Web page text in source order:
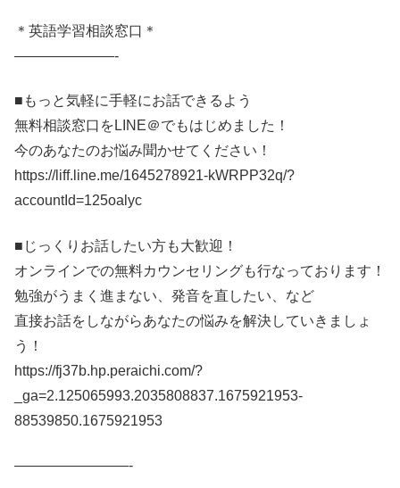
＊英語学習相談窓口＊
———————-
■もっと気軽に手軽にお話できるよう
無料相談窓口をLINE＠でもはじめました！
今のあなたのお悩み聞かせてください！
https://liff.line.me/1645278921-kWRPP32q/?
accountId=125oalyc
■じっくりお話したい方も大歓迎！
オンラインでの無料カウンセリングも行なっております！
勉強がうまく進まない、発音を直したい、など
直接お話をしながらあなたの悩みを解決していきましょ
う！
https://fj37b.hp.peraichi.com/?
_ga=2.125065993.2035808837.1675921953-
88539850.1675921953
————————-